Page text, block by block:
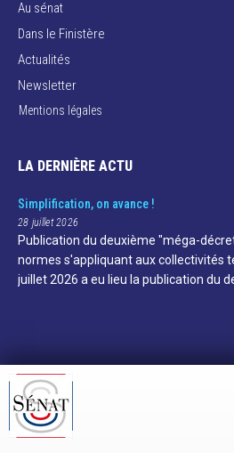
Au sénat
Dans le Finistère
Actualités
Newsletter
Mentions légales
LA DERNIÈRE ACTU
Simplification, on avance !
28 juillet 2026
Publication du deuxième "méga-
normes s'appliquant aux collectivités
juillet 2026 a eu lieu la publication du